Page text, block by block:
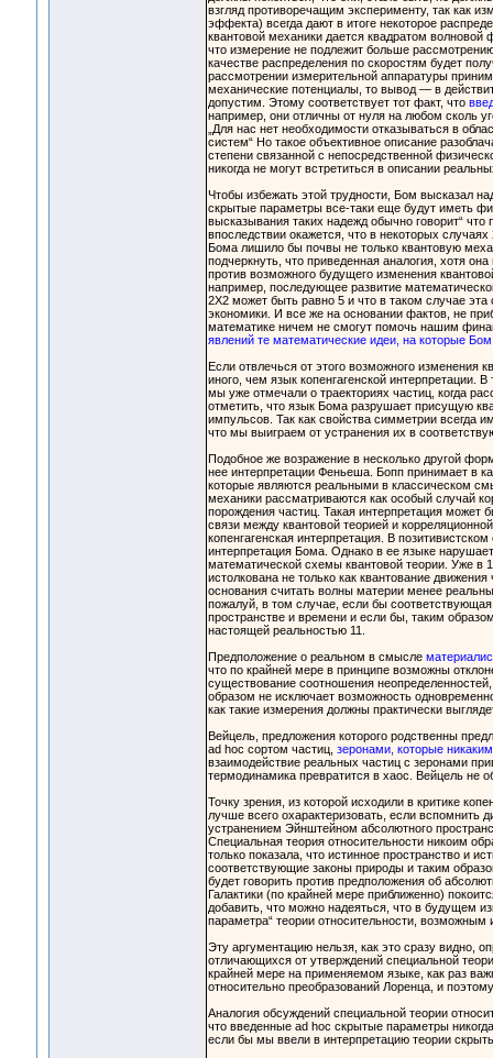
взгляд противоречащим эксперименту, так как
эффекта) всегда дают в итоге некоторое
квантовой механики дается квадратом
что измерение не подлежит больше
качестве распределения по скоростям будет
рассмотрении измерительной аппаратуры
механические потенциалы, то вывод — в
допустим. Этому соответствует тот факт, что
например, они отличны от нуля на любом сколь
„Для нас нет необходимости отказываться в
систем“ Но такое объективное описание
степени связанной с непосредственной
никогда не могут встретиться в описании
Чтобы избежать этой трудности, Бом высказал
скрытые параметры все-таки еще будут иметь
высказывания таких надежд обычно говорит“
впоследствии окажется, что в некоторых
Бома лишило бы почвы не только квантовую
подчеркнуть, что приведенная аналогия, хотя
против возможного будущего изменения
например, последующее развитие
2Х2 может быть равно 5 и что в таком случае
экономики. И все же на основании фактов, не
математике ничем не смогут помочь нашим
явлений те математические идеи, на которые
Если отвлечься от этого возможного изменения
иного, чем язык копенгагенской интерпретации.
мы уже отмечали о траекториях частиц, когда
отметить, что язык Бома разрушает присущую
импульсов. Так как свойства симметрии всегда
что мы выиграем от устранения их в
Подобное же возражение в несколько другой
нее интерпретации Феньеша. Бопп принимает в
которые являются реальными в классическом
механики рассматриваются как особый случай
порождения частиц. Такая интерпретация может
связи между квантовой теорией и
копенгагенская интерпретация. В
интерпретация Бома. Однако в ее языке
математической схемы квантовой теории. Уже в
истолкована не только как квантование
основания считать волны материи менее
пожалуй, в том случае, если бы
пространстве и времени и если бы, таким
настоящей реальностью 11.
Предположение о реальном в смысле
что по крайней мере в принципе возможны
существование соотношения
образом не исключает возможность
как такие измерения должны практически
Вейцель, предложения которого родственны
ad hoc сортом частиц, зеронами, которые
взаимодействие реальных частиц с зеронами
термодинамика превратится в хаос. Вейцель не
Точку зрения, из которой исходили в критике
лучше всего охарактеризовать, если вспомнить
устранением Эйнштейном абсолютного
Специальная теория относительности никоим
только показала, что истинное пространство и
соответствующие законы природы и таким
будет говорить против предположения об
Галактики (по крайней мере приближенно)
добавить, что можно надеяться, что в будущем
параметра“ теории относительности,
Эту аргументацию нельзя, как это сразу видно,
отличающихся от утверждений специальной
крайней мере на применяемом языке, как раз
относительно преобразований Лоренца, и
Аналогия обсуждений специальной теории
что введенные ad hoc скрытые параметры
если бы мы ввели в интерпретацию теории